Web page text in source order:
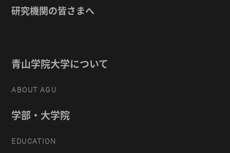
研究機関の皆さまへ
青山学院大学について
ABOUT AGU
学部・大学院
EDUCATION